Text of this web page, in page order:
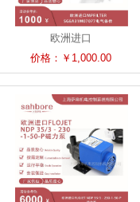
欧洲进口
MPFILTERSGEA31M07077电气
备件
价格：￥1,000.00